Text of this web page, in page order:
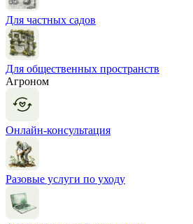
Для частных садов
Для общественных пространств
Агроном
Онлайн-консультация
Разовые услуги по уходу